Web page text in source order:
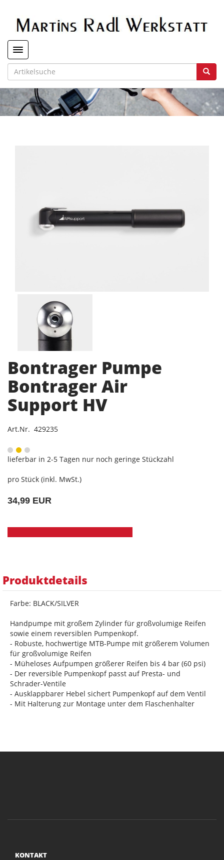
Toggle navigation
Bontrager Pumpe
Bontrager Air
Support HV
Art.Nr. 429235
lieferbar in 2-5 Tagen nur noch geringe Stückzahl
pro Stück (inkl. MwSt.)
34,99 EUR
Produktdetails
Farbe: BLACK/SILVER
Handpumpe mit großem Zylinder für großvolumige Reifen
sowie einem reversiblen Pumpenkopf.
- Robuste, hochwertige MTB-Pumpe mit größerem Volumen
für großvolumige Reifen
- Müheloses Aufpumpen größerer Reifen bis 4 bar (60 psi)
- Der reversible Pumpenkopf passt auf Presta- und
Schrader-Ventile
- Ausklappbarer Hebel sichert Pumpenkopf auf dem Ventil
- Mit Halterung zur Montage unter dem Flaschenhalter
KONTAKT